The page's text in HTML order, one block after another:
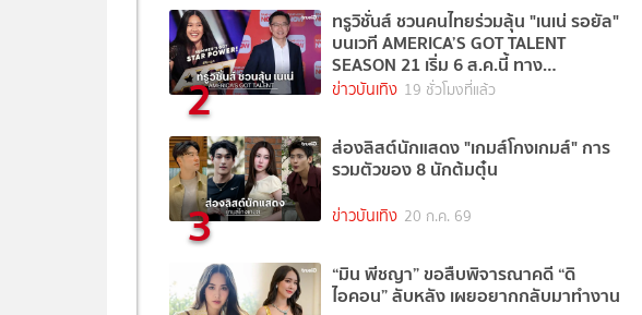
2
ทรูวิชั่นส์ ชวนคนไทยร่วมลุ้น "เนเน่ รอยัล"
บนเวที AMERICA’S GOT TALENT
SEASON 21 เริ่ม 6 ส.ค.นี้ ทาง
TrueVisions NOW
ข่าวบันเทิง 19 ชั่วโมงที่แล้ว
3
ส่องลิสต์นักแสดง "เกมส์โกงเกมส์" การ
รวมตัวของ 8 นักต้มตุ๋น
ข่าวบันเทิง 20 ก.ค. 69
“มิน พีชญา” ขอสืบพิจารณาคดี “ดิ
ไอคอน” ลับหลัง เผยอยากกลับมาทำงาน